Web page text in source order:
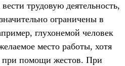
трудовую деятельность,
ограничены в
глухонемой человек
место работы, хотя
при помощи жестов. При